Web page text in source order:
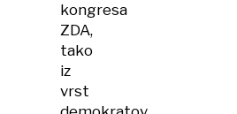
kongresa
ZDA,
tako
iz
vrst